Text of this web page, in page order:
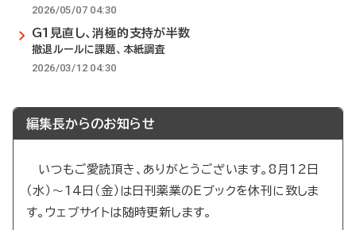
2026/05/07 04:30
G1見直し、消極的支持が半数
撤退ルールに課題、本紙調査
2026/03/12 04:30
編集長からのお知らせ
いつもご愛読頂き、ありがとうございます。8月12日
（水）～14日（金）は日刊薬業のEブックを休刊に致しま
す。ウェブサイトは随時更新します。